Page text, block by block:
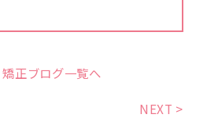
矯正ブログ一覧へ
NEXT >